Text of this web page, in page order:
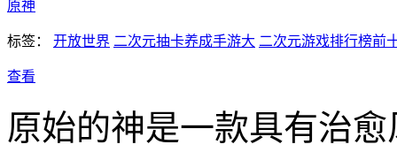
原神
标签： 开放世界 二次元抽卡养成手游大 二次元游戏排行榜前
查看
原始的神是一款具有治